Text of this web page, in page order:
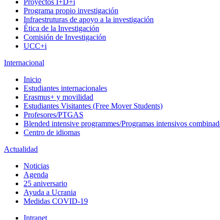
Proyectos I+D+i
Programa propio investigación
Infraestruturas de apoyo a la investigación
Ética de la Investigación
Comisión de Investigación
UCC+i
Internacional
Inicio
Estudiantes internacionales
Erasmus+ y movilidad
Estudiantes Visitantes (Free Mover Students)
Profesores/PTGAS
Blended intensive programmes/Programas intensivos
Centro de idiomas
Actualidad
Noticias
Agenda
25 aniversario
Ayuda a Ucrania
Medidas COVID-19
Intranet